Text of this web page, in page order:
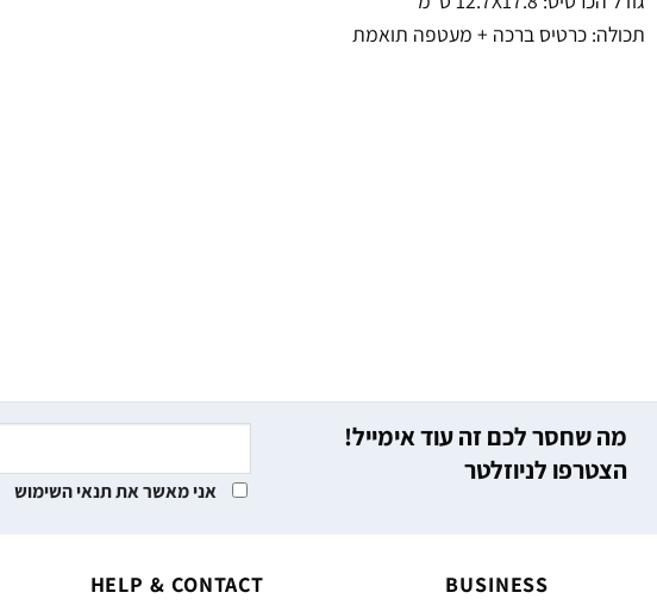
תכולה: כרטיס ברכה + מעטפה תואמת
מה שחסר לכם זה עוד אימייל!
הצטרפו לניוזלטר
אני מאשר את תנאי השימוש
BUSINESS
HELP & CONTACT